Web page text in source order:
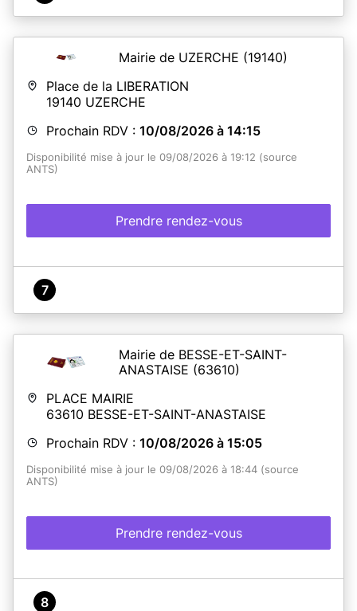
Mairie de UZERCHE (19140)
Place de la LIBERATION
19140 UZERCHE
Prochain RDV : 10/08/2026 à 14:15
Disponibilité mise à jour le 09/08/2026 à 19:12 (source
ANTS)
Prendre rendez-vous
7
Mairie de BESSE-ET-SAINT-
ANASTAISE (63610)
PLACE MAIRIE
63610 BESSE-ET-SAINT-ANASTAISE
Prochain RDV : 10/08/2026 à 15:05
Disponibilité mise à jour le 09/08/2026 à 18:44 (source
ANTS)
Prendre rendez-vous
8